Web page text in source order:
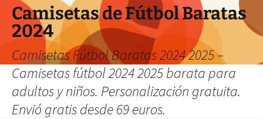
Camisetas de Fútbol Baratas
2024
Camisetas Fútbol Baratas 2024 2025 –
Camisetas fútbol 2024 2025 barata para
adultos y niños. Personalización gratuita.
Envió gratis desde 69 euros.